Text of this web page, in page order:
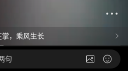
，乘风生长
句